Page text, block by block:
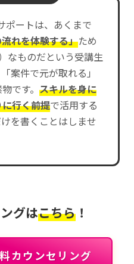
ポートは、あくまで
れを体験する」ため
なものだという受講生
案件で元が取れる」
です。 スキルを身に
行く前提で活用する
を書くことはしませ
グはこちら ！
カウンセリング